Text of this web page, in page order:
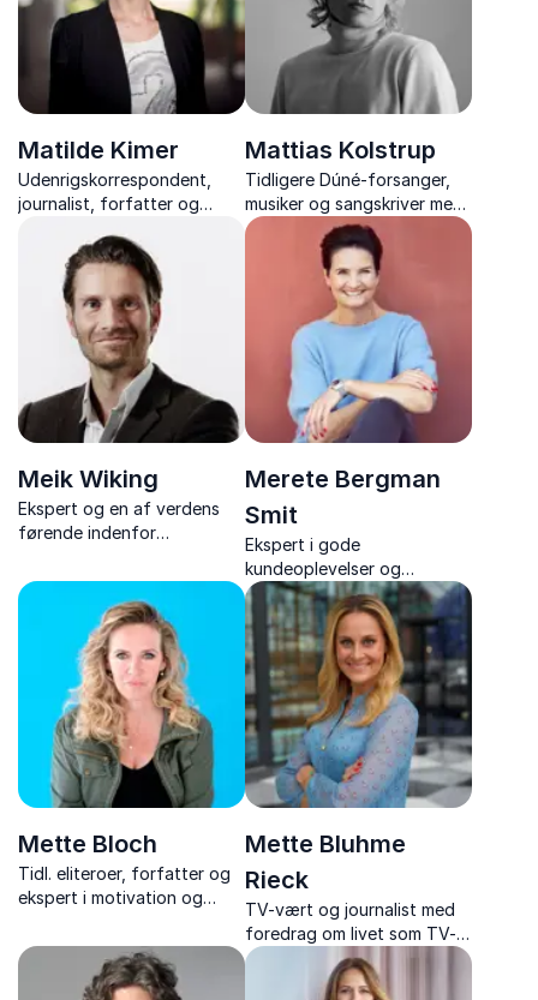
Matilde Kimer
Udenrigskorrespondent,
journalist, forfatter og
Mattias Kolstrup
Tidligere Dúné-forsanger,
musiker og sangskriver med
ærlige fortællinger,
musikalske oplevelser og
inspiration til at følge jeres
Meik Wiking
Ekspert og en af verdens
førende indenfor
forfatter til flere
internationale bestsellere.
Merete Bergman
Smit
Ekspert i gode
kundeoplevelser og
arbejdsglæde, underviser,
konsulent og forfatter
Mette Bloch
Tidl. eliteroer, forfatter og
ekspert i motivation og
om arbejdsglæde, vaner og
at nå sine mål.
Mette Bluhme
Rieck
TV-vært og journalist med
foredrag om livet som TV-
vært på DR, sjove
anekdoter bag kulissen på